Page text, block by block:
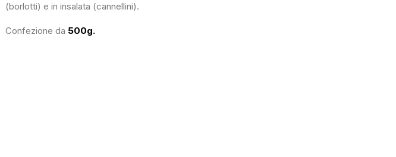
(borlotti) e in insalata (cannellini).
Confezione da 500g.